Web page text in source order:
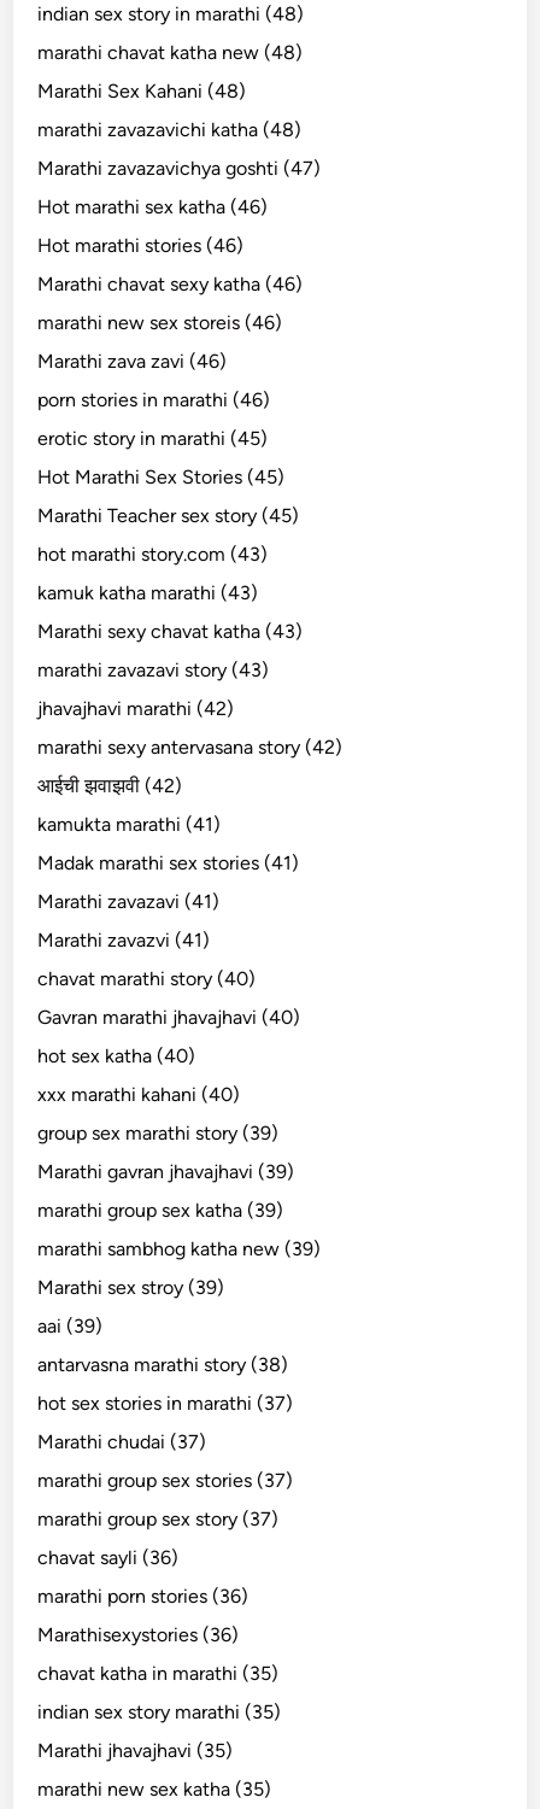
indian sex story in marathi (48)
marathi chavat katha new (48)
Marathi Sex Kahani (48)
marathi zavazavichi katha (48)
Marathi zavazavichya goshti (47)
Hot marathi sex katha (46)
Hot marathi stories (46)
Marathi chavat sexy katha (46)
marathi new sex storeis (46)
Marathi zava zavi (46)
porn stories in marathi (46)
erotic story in marathi (45)
Hot Marathi Sex Stories (45)
Marathi Teacher sex story (45)
hot marathi story.com (43)
kamuk katha marathi (43)
Marathi sexy chavat katha (43)
marathi zavazavi story (43)
jhavajhavi marathi (42)
marathi sexy antervasana story (42)
आईची झवाझवी (42)
kamukta marathi (41)
Madak marathi sex stories (41)
Marathi zavazavi (41)
Marathi zavazvi (41)
chavat marathi story (40)
Gavran marathi jhavajhavi (40)
hot sex katha (40)
xxx marathi kahani (40)
group sex marathi story (39)
Marathi gavran jhavajhavi (39)
marathi group sex katha (39)
marathi sambhog katha new (39)
Marathi sex stroy (39)
aai (39)
antarvasna marathi story (38)
hot sex stories in marathi (37)
Marathi chudai (37)
marathi group sex stories (37)
marathi group sex story (37)
chavat sayli (36)
marathi porn stories (36)
Marathisexystories (36)
chavat katha in marathi (35)
indian sex story marathi (35)
Marathi jhavajhavi (35)
marathi new sex katha (35)